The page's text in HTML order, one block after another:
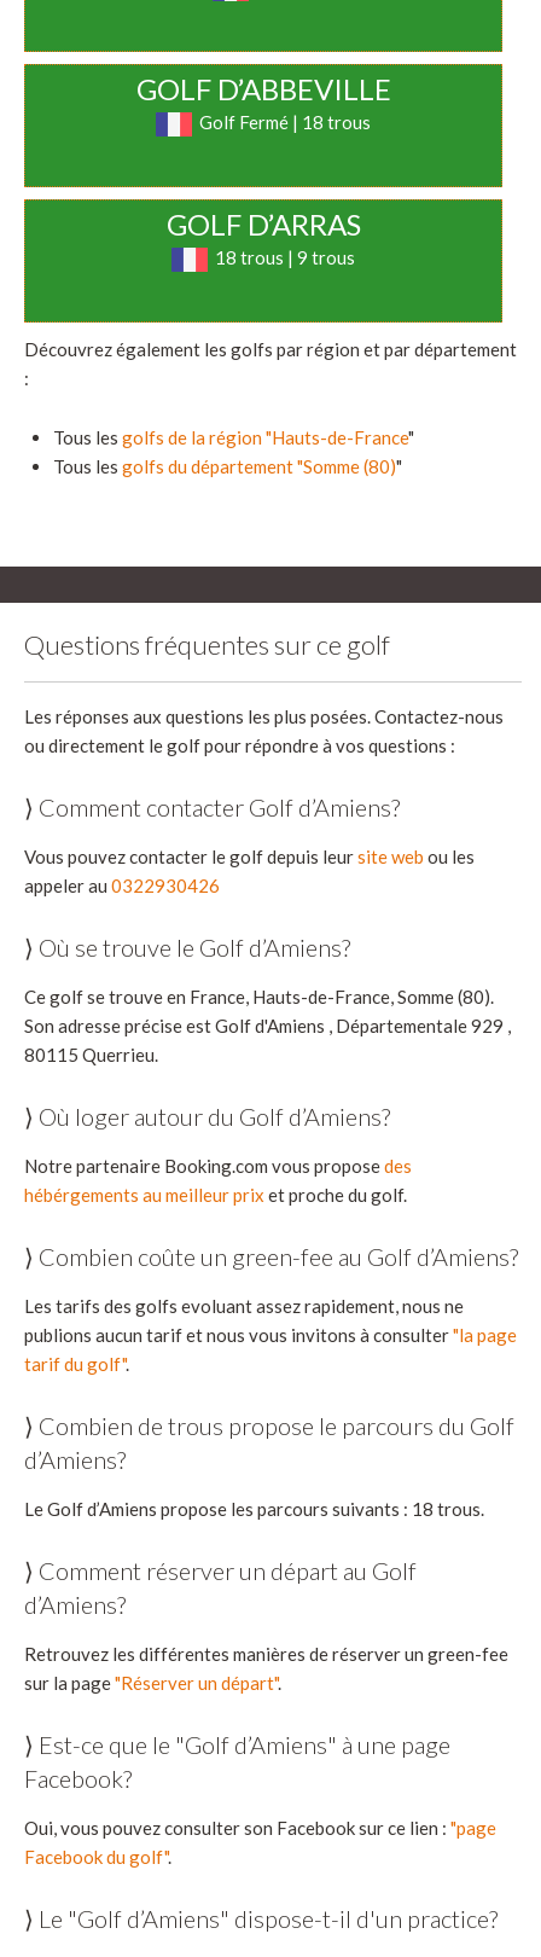
GOLF D’ABBEVILLE
Golf Fermé | 18 trous
GOLF D’ARRAS
18 trous | 9 trous
Découvrez également les golfs par région et par département
:
Tous les golfs de la région "Hauts-de-France"
Tous les golfs du département "Somme (80)"
Questions fréquentes sur ce golf
Les réponses aux questions les plus posées. Contactez-nous
ou directement le golf pour répondre à vos questions :
⟩ Comment contacter Golf d’Amiens?
Vous pouvez contacter le golf depuis leursite web ou les
appeler au 0322930426
⟩ Où se trouve le Golf d’Amiens?
Ce golf se trouve en France, Hauts-de-France, Somme (80).
Son adresse précise est Golf d'Amiens , Départementale 929 ,
80115 Querrieu.
⟩ Où loger autour du Golf d’Amiens?
Notre partenaire Booking.com vous proposedes
hébérgements au meilleur prix et proche du golf.
⟩ Combien coûte un green-fee au Golf d’Amiens?
Les tarifs des golfs evoluant assez rapidement, nous ne
publions aucun tarif et nous vous invitons à consulter"la page
tarif du golf".
⟩ Combien de trous propose le parcours du Golf
d’Amiens?
Le Golf d’Amiens propose les parcours suivants : 18 trous.
⟩ Comment réserver un départ au Golf
d’Amiens?
Retrouvez les différentes manières de réserver un green-fee
sur la page"Réserver un départ".
⟩ Est-ce que le "Golf d’Amiens" à une page
Facebook?
Oui, vous pouvez consulter son Facebook sur ce lien : "page
Facebook du golf".
⟩ Le "Golf d’Amiens" dispose-t-il d'un practice?